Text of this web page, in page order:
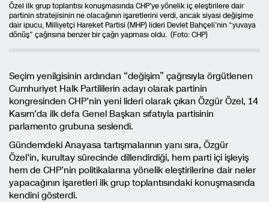
Özel ilk grup toplantısı konuşmasında CHP’ye yönelik iç eleştirilere dair
partinin stratejisinin ne olacağının işaretlerini verdi, ancak siyasi değişime
dair ipucu, Milliyetçi Hareket Partisi (MHP) lideri Devlet Bahçeli’nin “yuvaya
dönüş” çağrısına benzer bir çağrı yapması oldu. (Foto: CHP)
Seçim yenilgisinin ardından “değişim” çağrısıyla örgütlenen
Cumhuriyet Halk Partililerin adayı olarak partinin
kongresinden CHP’nin yeni lideri olarak çıkan Özgür Özel, 14
Kasım’da ilk defa Genel Başkan sıfatıyla partisinin
parlamento grubuna seslendi.
Gündemdeki Anayasa tartışmalarının yanı sıra, Özgür
Özel’in, kurultay sürecinde dillendirdiği, hem parti içi işleyiş
hem de CHP’nin politikalarına yönelik eleştirilerine dair neler
yapacağının işaretleri ilk grup toplantısındaki konuşmasında
kendini gösterdi.